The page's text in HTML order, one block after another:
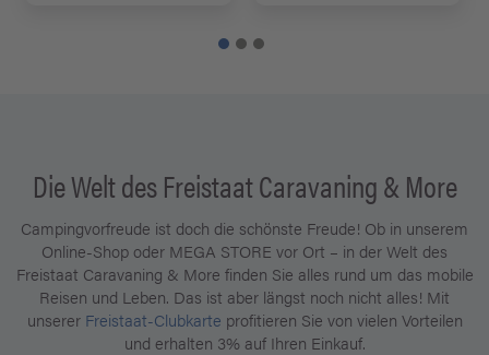
Die Welt des Freistaat Caravaning & More
Campingvorfreude ist doch die schönste Freude! Ob in unserem
Online-Shop oder MEGA STORE vor Ort – in der Welt des
Freistaat Caravaning & More finden Sie alles rund um das mobile
Reisen und Leben. Das ist aber längst noch nicht alles! Mit
unserer Freistaat-Clubkarte profitieren Sie von vielen Vorteilen
und erhalten 3% auf Ihren Einkauf.